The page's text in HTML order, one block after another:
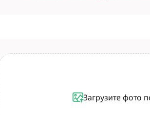
Загрузите фото